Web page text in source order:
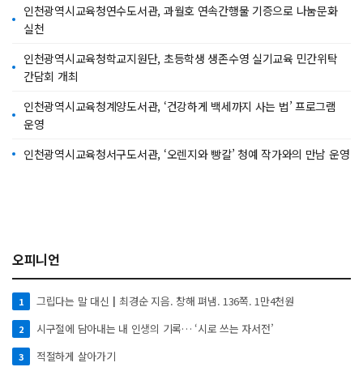
인천광역시교육청연수도서관, 과월호 연속간행물 기증으로 나눔문화
실천
인천광역시교육청학교지원단, 초등학생 생존수영 실기교육 민간위탁
간담회 개최
인천광역시교육청계양도서관, ‘건강하게 백세까지 사는 법’ 프로그램
운영
인천광역시교육청서구도서관, ‘오렌지와 빵칼’ 청예 작가와의 만남 운영
오피니언
1 그립다는 말 대신┃최경순 지음. 창해 펴냄. 136쪽. 1만4천원
2 시구절에 담아내는 내 인생의 기록… ‘시로 쓰는 자서전’
3 적절하게 살아가기